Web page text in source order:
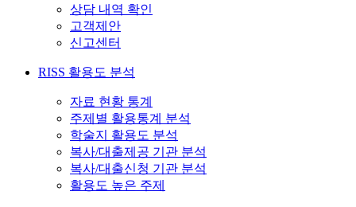
상담 내역 확인
고객제안
신고센터
RISS 활용도 분석
자료 현황 통계
주제별 활용통계 분석
학술지 활용도 분석
복사/대출제공 기관 분석
복사/대출신청 기관 분석
활용도 높은 주제